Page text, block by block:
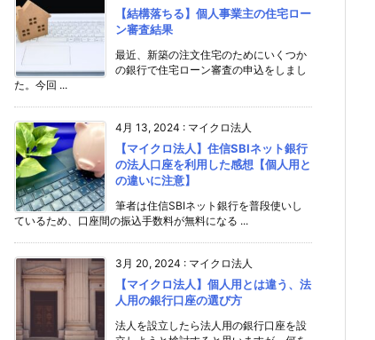
【結構落ちる】個人事業主の住宅ロー
ン審査結果
最近、新築の注文住宅のためにいくつか
の銀行で住宅ローン審査の申込をしまし
た。今回 ...
4月 13, 2024 : マイクロ法人
【マイクロ法人】住信SBIネット銀行
の法人口座を利用した感想【個人用と
の違いに注意】
筆者は住信SBIネット銀行を普段使いし
ているため、口座間の振込手数料が無料になる ...
3月 20, 2024 : マイクロ法人
【マイクロ法人】個人用とは違う、法
人用の銀行口座の選び方
法人を設立したら法人用の銀行口座を設